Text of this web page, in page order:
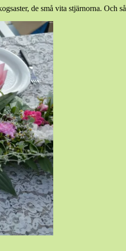
de små vita stjärnorna. Och